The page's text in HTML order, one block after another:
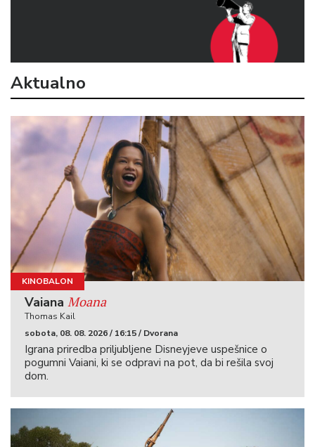
Aktualno
KINOBALON
Vaiana Moana
Thomas Kail
sobota, 08. 08. 2026 / 16:15 / Dvorana
Igrana priredba priljubljene Disneyjeve uspešnice o
pogumni Vaiani, ki se odpravi na pot, da bi rešila svoj
dom.